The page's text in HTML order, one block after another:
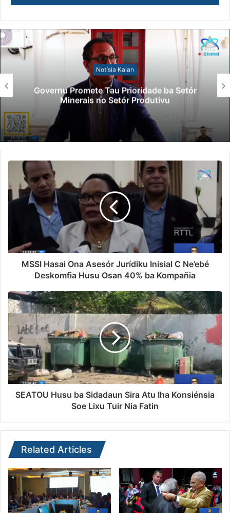
Notísia Kalan
Governu Promete Tau Prioridade ba Setór
Minerais no Setór Produtivu
MSSI Hasai Ona Asesór Jurídiku Inisial C Ne’ebé
Deskomfia Husu Osan 40% ba Kompañia
SEATOU Husu ba Sidadaun Sira Atu Iha Konsiénsia
Soe Lixu Tuir Nia Fatin
Related Articles